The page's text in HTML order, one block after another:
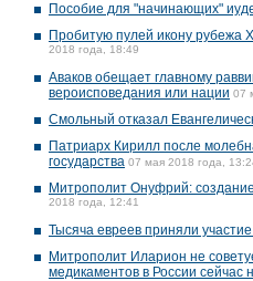
Пособие для "начинающих"
Пробитую пулей икону рубежа
2018 года, 18:49
Аваков обещает главному
вероисповедания или нации 07
Смольный отказал
Патриарх Кирилл после
государства 07 мая 2018 года,
Митрополит Онуфрий:
2018 года, 12:41
Тысяча евреев приняли
Митрополит Иларион не
медикаментов в России сейчас